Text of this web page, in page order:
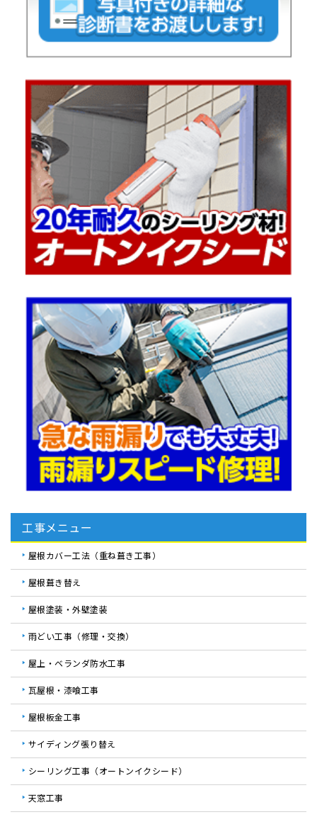
工事メニュー
屋根カバー工法（重ね葺き工事）
屋根葺き替え
屋根塗装・外壁塗装
雨どい工事（修理・交換）
屋上・ベランダ防水工事
瓦屋根・漆喰工事
屋根板金工事
サイディング張り替え
シーリング工事（オートンイクシード）
天窓工事